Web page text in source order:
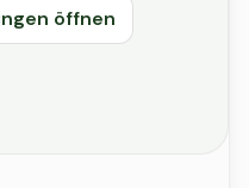
öffnen